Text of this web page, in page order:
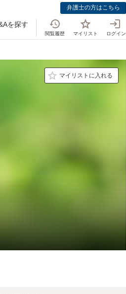
弁護士の方はこちら
を探す
閲覧履歴 マイリスト ログイン
マイリストに入れる